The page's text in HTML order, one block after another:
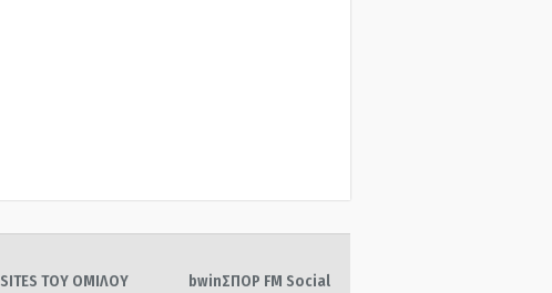
SITES ΤΟΥ ΟΜΙΛΟΥ bwinΣΠΟΡ FM Social